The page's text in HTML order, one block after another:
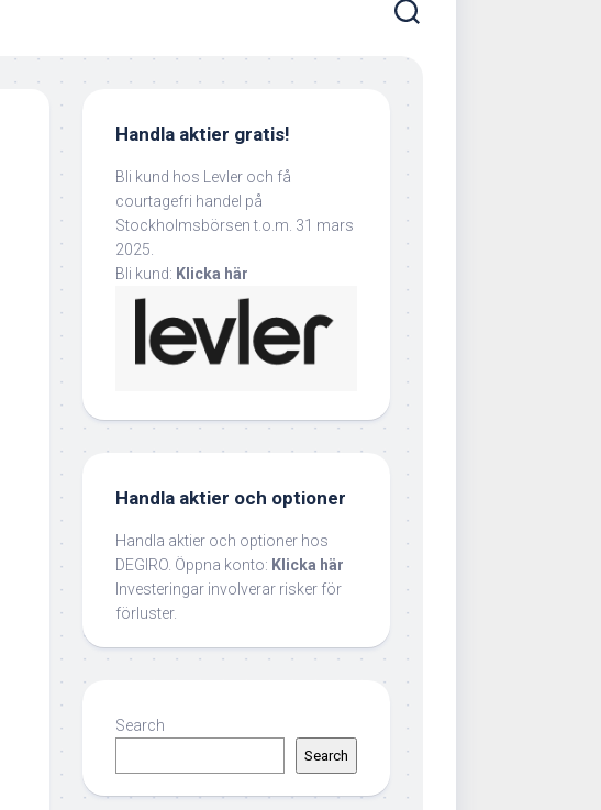
Handla aktier gratis!
Bli kund hos Levler och få
courtagefri handel på
Stockholmsbörsen t.o.m. 31 mars
2025.
Bli kund: Klicka här
Handla aktier och optioner
Handla aktier och optioner hos
DEGIRO. Öppna konto: Klicka här
Investeringar involverar risker för
förluster.
Search
Search